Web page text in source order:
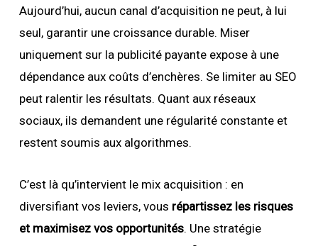
Aujourd’hui, aucun canal d’acquisition ne peut, à lui
seul, garantir une croissance durable. Miser
uniquement sur la publicité payante expose à une
dépendance aux coûts d’enchères. Se limiter au SEO
peut ralentir les résultats. Quant aux réseaux
sociaux, ils demandent une régularité constante et
restent soumis aux algorithmes.
C’est là qu’intervient le mix acquisition : en
diversifiant vos leviers, vous répartissez les risques
et maximisez vos opportunités. Une stratégie